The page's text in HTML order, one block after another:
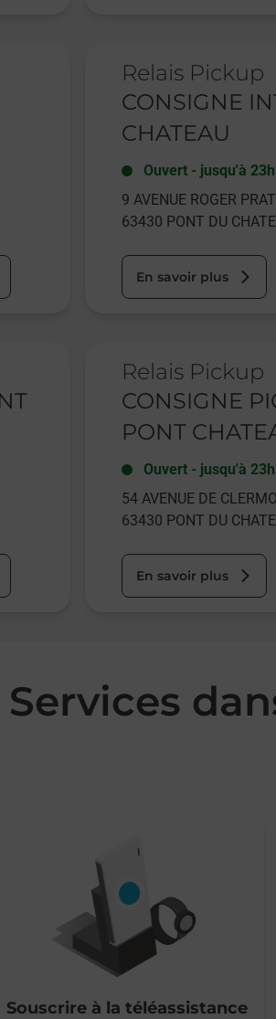
Relais Pickup
CONSIGNE
CHATEAU
Ouvert- jusqu'à
9 AVENUE ROGER PRAT
63430 PONT DU
En savoir plus
Relais Pickup
CONSIGNE
PONT
Ouvert- jusqu'à
54 AVENUE DE
63430 PONT DU
En savoir plus
Souscrire à la téléassistance